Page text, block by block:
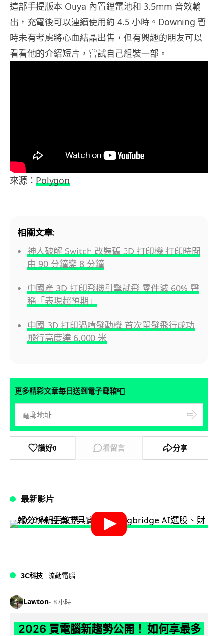
這部手提版本 Ouya 內置鋰電池和 3.5mm 音效輸
出，充電後可以連續使用約 4.5 小時。Downing 暫
時未有考慮將心血結晶出售，但有興趣的朋友可以
看看他的介紹短片，嘗試自己組裝一部。
來源： Polygon
相關文章:
神人破解 Switch 改裝舊 3D 打印機 打印時間
由 90 分鐘變 8 分鐘
中國產 3D 打印飛機引擎試飛 零件減 60% 聲
稱「表現超預期」
中國 3D 打印渦噴發動機 首次單發飛行成功
飛行高度達 6,000 米
更多精彩文章每日送到電子郵箱📮
讚好0 看留言 分享
最新影片
3C科技 流動電腦
Lawton 8 小時
2026 買電腦新趨勢公開！ 如何享最多